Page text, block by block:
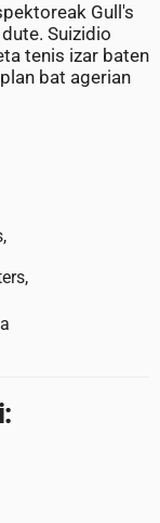
Gull's
Suizidio
tenis izar baten
bat agerian